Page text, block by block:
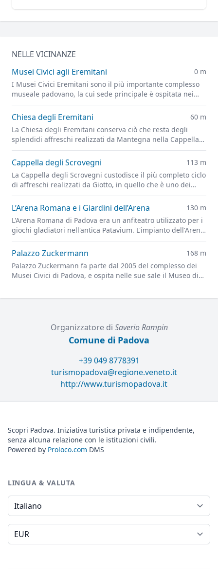
NELLE VICINANZE
Musei Civici agli Eremitani
0 m
I Musei Civici Eremitani sono il più importante complesso
museale padovano, la cui sede principale è ospitata nei
chiostri dell'ex convento dei frati Eremitani, in Piazza
Eremitani.
Chiesa degli Eremitani
60 m
La Chiesa degli Eremitani conserva ciò che resta degli
splendidi affreschi realizzati da Mantegna nella Cappella
Ovetari, parzialmente distrutti dai bombardamenti alleati
del 1944
Cappella degli Scrovegni
113 m
La Cappella degli Scrovegni custodisce il più completo ciclo
di affreschi realizzati da Giotto, in quello che è uno dei
capolavori più importanti dell'arte figurativa di tutti i tempi
L’Arena Romana e i Giardini dell’Arena
130 m
L'Arena Romana di Padova era un anfiteatro utilizzato per i
giochi gladiatori nell'antica Patavium. L'impianto dell'Arena
è ora alla base dei Giardini dell'Arena, il principale parco
cittadino.
Palazzo Zuckermann
168 m
Palazzo Zuckermann fa parte dal 2005 del complesso dei
Musei Civici di Padova, e ospita nelle sue sale il Museo di
Organizzatore di Saverio Rampin
Comune di Padova
+39 049 8778391
turismopadova@regione.veneto.it
http://www.turismopadova.it
Scopri Padova. Iniziativa turistica privata e indipendente,
senza alcuna relazione con le istituzioni civili.
Powered by Proloco.com DMS
LINGUA & VALUTA
Lingua
Valuta